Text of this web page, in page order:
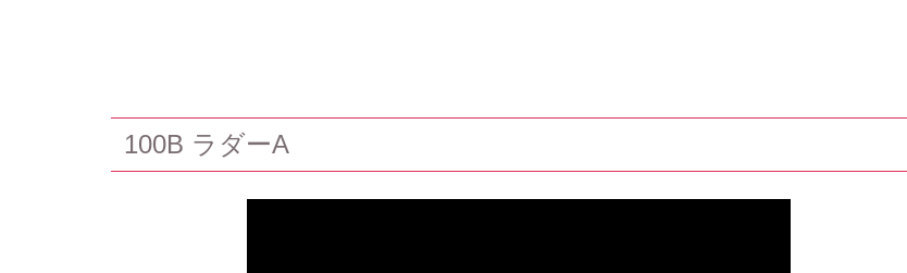
100B ラダーA